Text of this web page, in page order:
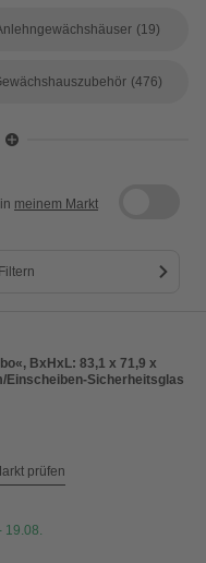
(19)
(476)
meinem Markt
Filtern
BxHxL: 83,1 x 71,9 x
Einscheiben-Sicherheitsglas
prüfen
19.08.